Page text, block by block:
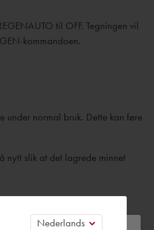
til OFF. Tegningen vil
kommandoen.
under normal bruk. Dette kan føre
nytt slik at det lagrede minnet